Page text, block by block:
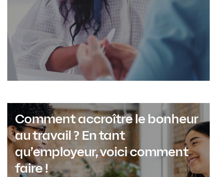
Comment accroître le bonheur
au travail ? En tant
qu’employeur, voici comment
faire !